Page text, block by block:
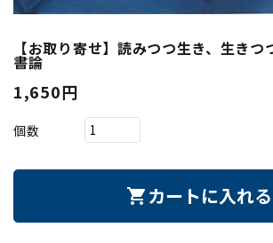
【お取り寄せ】読みつつ生き、生き
書論
1,650円
個数
shopping_cart カートに入れる